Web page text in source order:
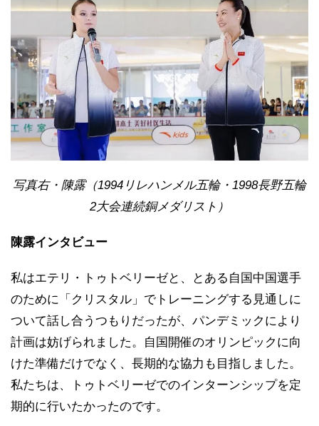
写真右・陳露（1994リレハンメル五輪・1998長野五輪
2大会連続銅メダリスト）
陳露インタビュー
私はエテリ・トゥトベリーゼと、とある自国中国選手
のために「クリスタル」でトレーニングする見通しに
ついて話し合うつもりだったが、パンデミックにより
計画は妨げられました。自国開催のオリンピックに向
けた準備だけでなく、長期的な協力も目指しました。
私たちは、トゥトベリーゼでのインターンシップを定
期的に行いたかったのです。